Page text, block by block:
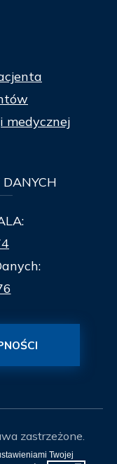
Twojej
medycznej
zastrzeżone.